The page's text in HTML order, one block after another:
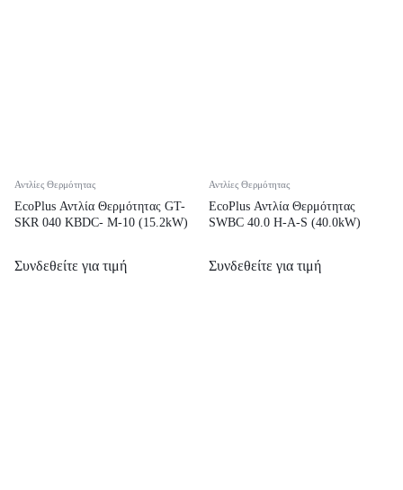
Αντλίες Θερμότητας
EcoPlus Αντλία Θερμότητας GT-
SKR 040 KBDC- M-10 (15.2kW)
Συνδεθείτε για τιμή
Αντλίες Θερμότητας
EcoPlus Αντλία Θερμότητας
SWBC 40.0 H-A-S (40.0kW)
Συνδεθείτε για τιμή